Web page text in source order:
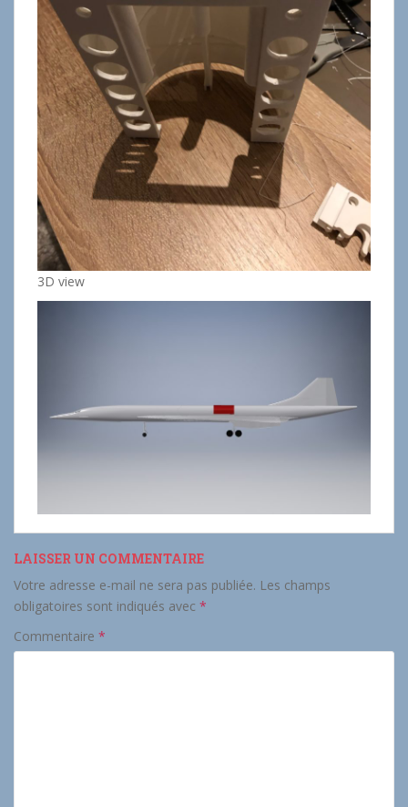
3D view
LAISSER UN COMMENTAIRE
Votre adresse e-mail ne sera pas publiée. Les champs
obligatoires sont indiqués avec *
Commentaire *